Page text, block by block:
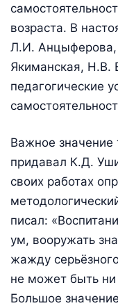
возраста. В
Л.И.
Якиманская, Н.В.
педагогические
Важное значение
придавал К.Д.
своих работах
писал:
ум, вооружать
жажду
не может быть ни
Большое